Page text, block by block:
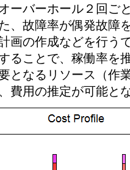
ーバーホール２回ご
、故障率が偶発故障
画の作成などを行う
ることで、稼働率を
となるリソース（作
費用の推定が可能と